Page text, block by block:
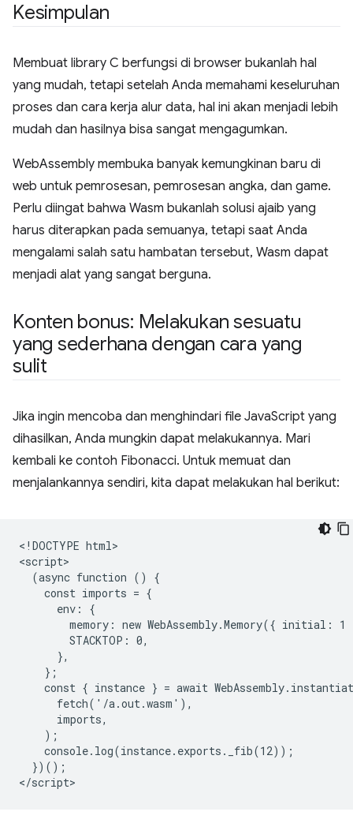
Kesimpulan
Membuat library C berfungsi di browser bukanlah hal
yang mudah, tetapi setelah Anda memahami keseluruhan
proses dan cara kerja alur data, hal ini akan menjadi lebih
mudah dan hasilnya bisa sangat mengagumkan.
WebAssembly membuka banyak kemungkinan baru di
web untuk pemrosesan, pemrosesan angka, dan game.
Perlu diingat bahwa Wasm bukanlah solusi ajaib yang
harus diterapkan pada semuanya, tetapi saat Anda
mengalami salah satu hambatan tersebut, Wasm dapat
menjadi alat yang sangat berguna.
Konten bonus: Melakukan sesuatu
yang sederhana dengan cara yang
sulit
Jika ingin mencoba dan menghindari file JavaScript yang
dihasilkan, Anda mungkin dapat melakukannya. Mari
kembali ke contoh Fibonacci. Untuk memuat dan
menjalankannya sendiri, kita dapat melakukan hal berikut:
<!DOCTYPE html>
<script>
  (async function () {
    const imports = {
      env: {
memory: new WebAssembly.Memory({ initial: 1
        STACKTOP: 0,
      },
    };
const { instance } = await
      fetch('/a.out.wasm'),
      imports,
    );
    console.log(instance.exports._fib(12));
  })();